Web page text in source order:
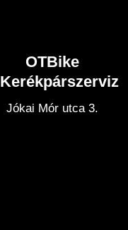
OTBike
Kerékpárszerviz
Jókai Mór utca 3.